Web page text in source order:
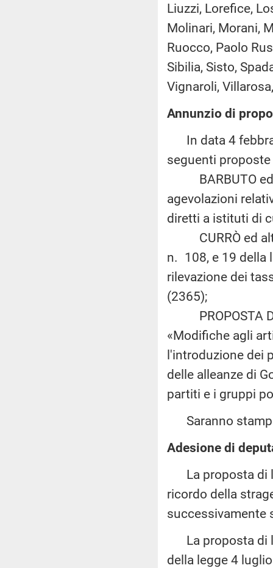
Liuzzi, Lorefice,
Molinari, Morani,
Ruocco, Paolo
Sibilia, Sisto,
Vignaroli,
Annunzio di
In data 4
seguenti
BARBUTO ed
agevolazioni
diretti a istituti di
CURRÒ ed
n. 108, e 19 della
rilevazione dei
(2365);
PROPOSTA DI
«Modifiche agli
l'introduzione dei
delle alleanze di
partiti e i gruppi
Saranno
Adesione di
La proposta di
ricordo della
successivamente
La proposta di
della legge 4